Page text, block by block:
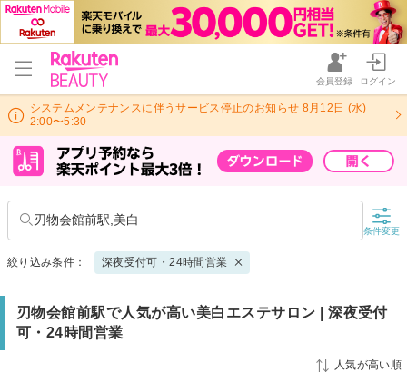
会員登録 ログイン
システムメンテナンスに伴うサービス停止のお知らせ 8月12日 (水)
2:00〜5:30
刃物会館前駅,美白
条件変更
絞り込み条件： 深夜受付可・24時間営業
刃物会館前駅で人気が高い美白エステサロン | 深夜受付
可・24時間営業
人気が高い順